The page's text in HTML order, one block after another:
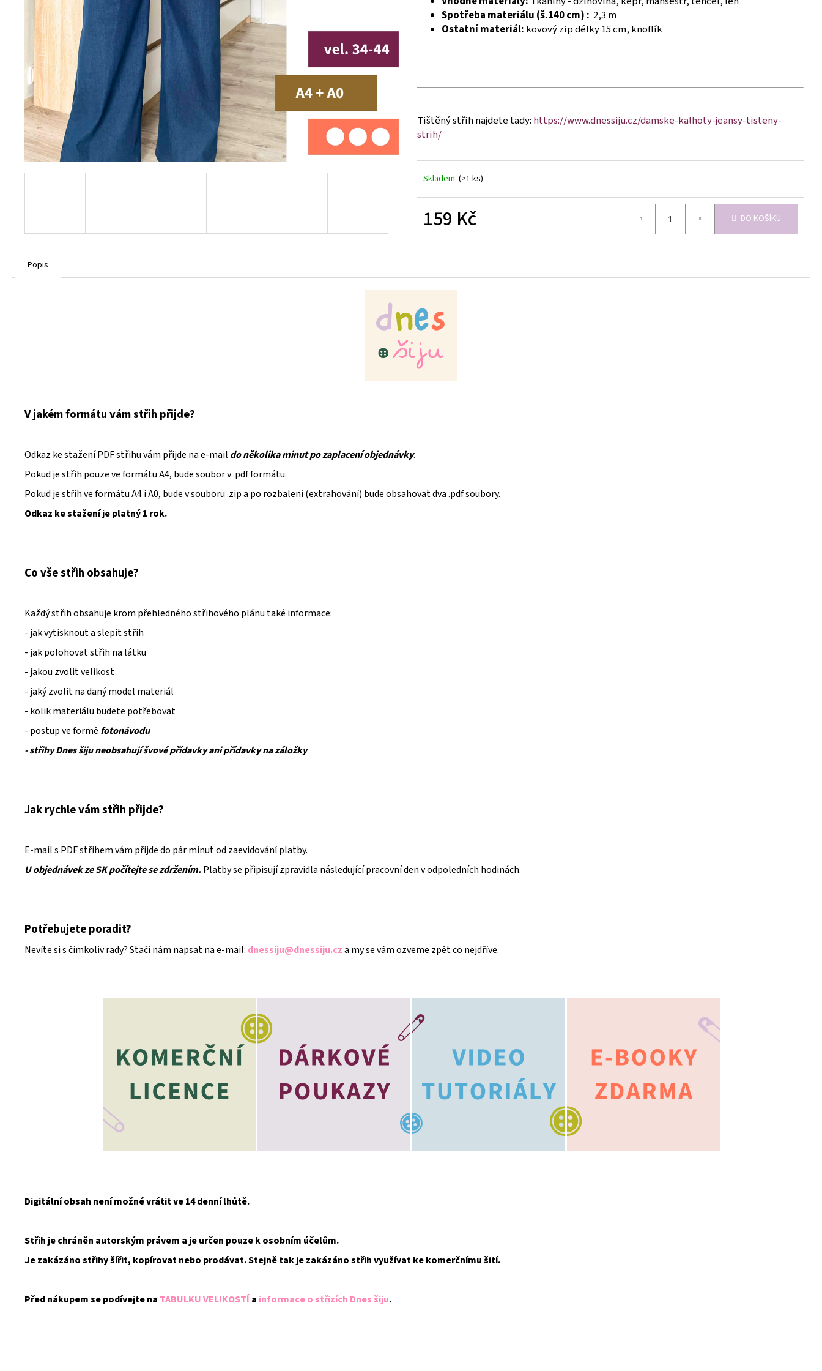
Spotřeba materiálu (š.140 cm) : 2,3 m
Ostatní materiál: kovový zip délky 15 cm, knoflík
Tištěný střih najdete tady: https://www.dnessiju.cz/damske-kalhoty-jeansy-tisteny-
strih/
Skladem (>1 ks)
159 Kč
cena:
DO KOŠÍKU
Popis
V jakém formátu vám střih přijde?
Odkaz ke stažení PDF střihu vám přijde na e-mail do několika minut po zaplacení objednávky.
Pokud je střih pouze ve formátu A4, bude soubor v .pdf formátu.
Pokud je střih ve formátu A4 i A0, bude v souboru .zip a po rozbalení (extrahování) bude obsahovat dva .pdf soubory.
Odkaz ke stažení je platný 1 rok.
Co vše střih obsahuje?
Každý střih obsahuje krom přehledného střihového plánu také informace:
- jak vytisknout a slepit střih
- jak polohovat střih na látku
- jakou zvolit velikost
- jaký zvolit na daný model materiál
- kolik materiálu budete potřebovat
- postup ve formě fotonávodu
- střihy Dnes šiju neobsahují švové přídavky ani přídavky na záložky
Jak rychle vám střih přijde?
E-mail s PDF střihem vám přijde do pár minut od zaevidování platby.
U objednávek ze SK počítejte se zdržením.Platby se připisují zpravidla následující pracovní den v odpoledních hodinách.
Potřebujete poradit?
Nevíte si s čímkoliv rady? Stačí nám napsat na e-mail: dnessiju@dnessiju.cza my se vám ozveme zpět co nejdříve.
Digitální obsah není možné vrátit ve 14 denní lhůtě.
Střih je chráněn autorským právem a je určen pouze k osobním účelům.
Je zakázáno střihy šířit, kopírovat nebo prodávat. Stejně tak je zakázáno střih využívat ke komerčnímu šití.
Před nákupem se podívejte na TABULKU VELIKOSTÍa informace o střizích Dnes šiju.